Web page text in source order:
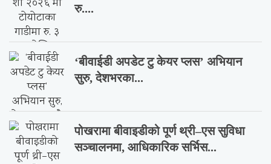
रु....
‘बीवाईडी अपडेट टु केयर प्लस’ अभियान
सुरु, देशभरका...
पोखरामा बीवाइडीको पूर्ण थ्री–एस सुविधा
सञ्चालनमा, आधिकारिक सर्भिस...